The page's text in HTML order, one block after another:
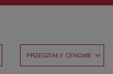
PRZEDZIAŁY CENOWE